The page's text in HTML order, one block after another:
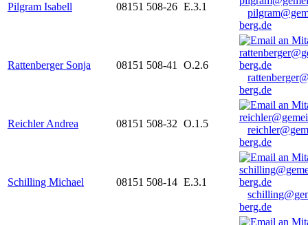
Pilgram Isabell 08151 508-26 E.3.1
berg.de
Rattenberger Sonja 08151 508-41
O.2.6
berg.de
Reichler Andrea 08151 508-32 O.1.5
berg.de
Schilling Michael 08151 508-14 E.3.1
berg.de